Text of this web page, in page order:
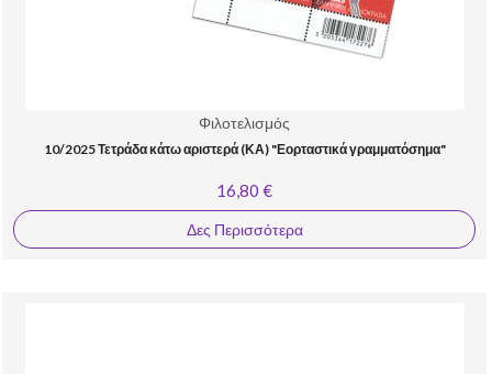
Φιλοτελισμός
10/2025 Τετράδα κάτω αριστερά (ΚΑ) "Εορταστικά γραμματόσημα"
16,80 €
Δες Περισσότερα